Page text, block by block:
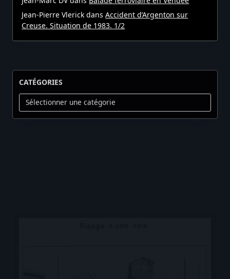
Jean-Pierre Vlerick dans Accident d’Argenton sur
Creuse. Situation de 1983. 1/2
Catégories